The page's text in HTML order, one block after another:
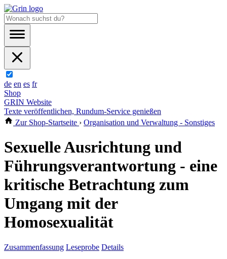
de en es fr
Shop
GRIN Website
Texte veröffentlichen, Rundum-Service genießen
Zur Shop-Startseite › Organisation und Verwaltung - Sonstiges
Sexuelle Ausrichtung und
Führungsverantwortung - eine
kritische Betrachtung zum
Umgang mit der
Homosexualität
Zusammenfassung Leseprobe Details